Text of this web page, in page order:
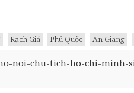
Rạch Giá Phú Quốc An Giang
noi-chu-tich-ho-chi-minh-